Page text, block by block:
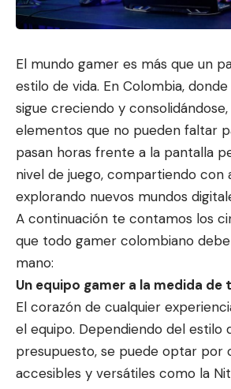
El mundo gamer es más que un
estilo de vida. En Colombia,
sigue creciendo y consolidándose,
elementos que no pueden faltar
pasan horas frente a la pantalla
nivel de juego, compartiendo con
explorando nuevos mundos
A continuación te contamos los
que todo gamer colombiano
mano:
Un equipo gamer a la medida de
El corazón de cualquier
el equipo. Dependiendo del estilo
presupuesto, se puede optar por
accesibles y versátiles como la